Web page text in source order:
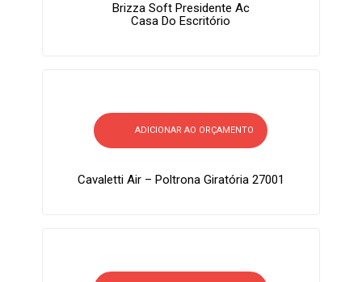
Brizza Soft Presidente Ac
Casa Do Escritório
ADICIONAR AO ORÇAMENTO
Cavaletti Air – Poltrona Giratória 27001